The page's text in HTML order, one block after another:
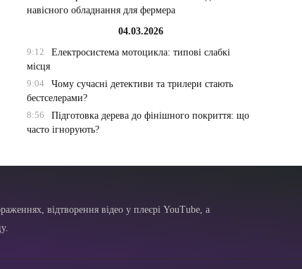
навісного обладнання для фермера
04.03.2026
9:12
Електросистема мотоцикла: типові слабкі
місця
9:04
Чому сучасні детективи та трилери стають
бестселерами?
8:56
Підготовка дерева до фінішного покриття: що
часто ігнорують?
відтворення відео у плеєрі YouTube, а